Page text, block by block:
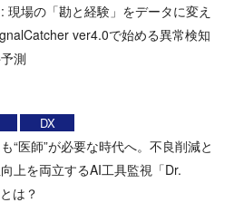
現場の「勘と経験」をデータに変え
ver4.0で始める異常検知
測
DX
“医師”が必要な時代へ。不良削減と
上を両立するAI工具監視「Dr.
は？